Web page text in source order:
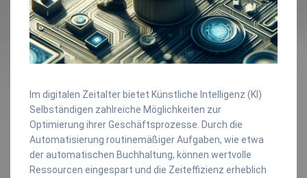
Im digitalen Zeitalter bietet Künstliche Intelligenz (KI)
Selbständigen zahlreiche Möglichkeiten zur
Optimierung ihrer Geschäftsprozesse. Durch die
Automatisierung routinemäßiger Aufgaben, wie etwa
der automatischen Buchhaltung, können wertvolle
Ressourcen eingespart und die Zeiteffizienz erheblich